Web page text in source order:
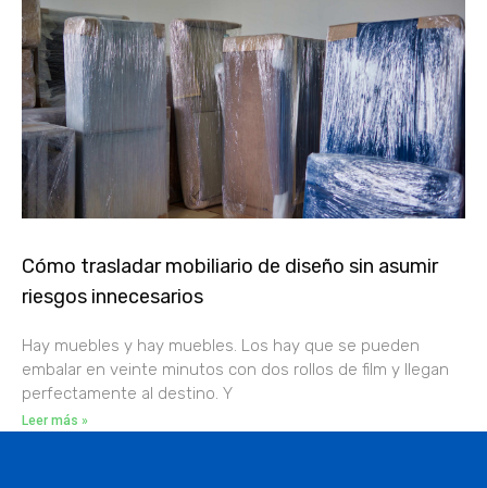
Cómo trasladar mobiliario de diseño sin asumir
riesgos innecesarios
Hay muebles y hay muebles. Los hay que se pueden
embalar en veinte minutos con dos rollos de film y llegan
perfectamente al destino. Y
Leer más »